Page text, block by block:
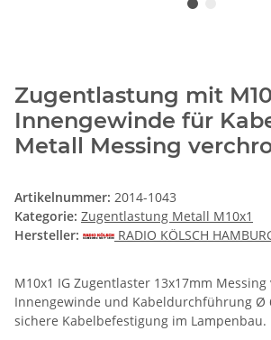
Zugentlastung mit
Innengewinde für
Metall Messing
Artikelnummer: 2014-1043
Kategorie: Zugentlastung Metall M10x1
Hersteller:
RADIO KÖLSCH
M10x1 IG Zugentlaster 13x17mm
Innengewinde und Kabeldurchführung Ø
sichere Kabelbefestigung im Lampenbau.